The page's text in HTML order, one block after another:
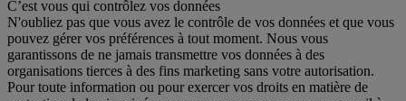
C’est vous qui contrôlez vos données
N'oubliez pas que vous avez le contrôle de vos données et que vous
pouvez gérer vos préférences à tout moment. Nous vous
garantissons de ne jamais transmettre vos données à des
organisations tierces à des fins marketing sans votre autorisation.
Pour toute information ou pour exercer vos droits en matière de